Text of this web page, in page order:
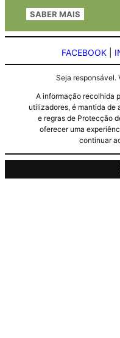
SABER MAIS
FACEBOOK
Seja responsável.
A informação recolhida
utilizadores, é mantida de
e regras de Protecção
oferecer uma
continuar